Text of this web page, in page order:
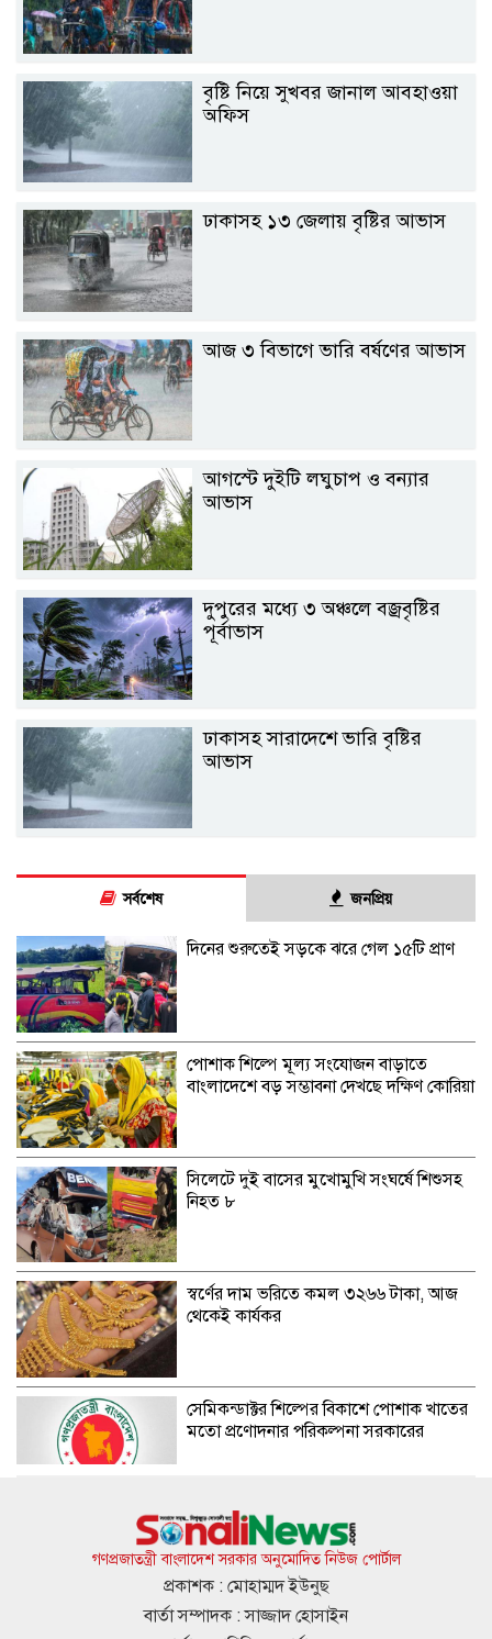
বৃষ্টি নিয়ে সুখবর জানাল আবহাওয়া
অফিস
ঢাকাসহ ১৩ জেলায় বৃষ্টির আভাস
আজ ৩ বিভাগে ভারি বর্ষণের আভাস
আগস্টে দুইটি লঘুচাপ ও বন্যার
আভাস
দুপুরের মধ্যে ৩ অঞ্চলে বজ্রবৃষ্টির
পূর্বাভাস
ঢাকাসহ সারাদেশে ভারি বৃষ্টির
আভাস
সর্বশেষ জনপ্রিয়
দিনের শুরুতেই সড়কে ঝরে গেল ১৫টি প্রাণ
পোশাক শিল্পে মূল্য সংযোজন বাড়াতে
বাংলাদেশে বড় সম্ভাবনা দেখছে দক্ষিণ কোরিয়া
সিলেটে দুই বাসের মুখোমুখি সংঘর্ষে শিশুসহ
নিহত ৮
স্বর্ণের দাম ভরিতে কমল ৩২৬৬ টাকা, আজ
থেকেই কার্যকর
সেমিকন্ডাক্টর শিল্পের বিকাশে পোশাক খাতের
মতো প্রণোদনার পরিকল্পনা সরকারের
জুমার দিনের ১৫টি বিশেষ আমল
গণপ্রজাতন্ত্রী বাংলাদেশ সরকার অনুমোদিত নিউজ পোর্টাল
প্রকাশক : মোহাম্মদ ইউনুছ
বার্তা সম্পাদক : সাজ্জাদ হোসাইন